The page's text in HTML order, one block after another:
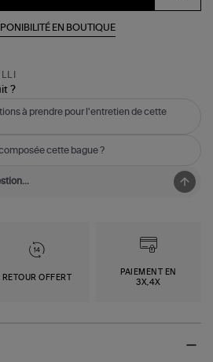
EN BOUTIQUE
?
à prendre pour l'entretien de cette
cette bague ?
RETOUR OFFERT
PAIEMENT EN
3X,4X